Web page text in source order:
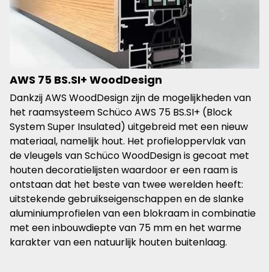
AWS 75 BS.SI+ WoodDesign
Dankzij AWS WoodDesign zijn de mogelijkheden van
het raamsysteem Schüco AWS 75 BS.SI+ (Block
System Super Insulated) uitgebreid met een nieuw
materiaal, namelijk hout. Het profieloppervlak van
de vleugels van Schüco WoodDesign is gecoat met
houten decoratielijsten waardoor er een raam is
ontstaan dat het beste van twee werelden heeft:
uitstekende gebruikseigenschappen en de slanke
aluminiumprofielen van een blokraam in combinatie
met een inbouwdiepte van 75 mm en het warme
karakter van een natuurlijk houten buitenlaag.